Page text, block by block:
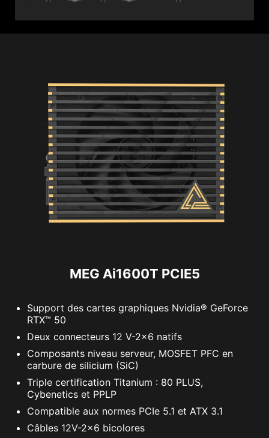
MEG Ai1600T PCIE5
Support des cartes graphiques Nvidia® GeForce
RTX™ 50
Deux connecteurs 12 V-2x6 natifs
Composants niveau serveur, MOSFET PFC en
carbure de silicium (SiC)
Triple certification Titanium : 80 PLUS,
Cybenetics et PPLP
Compatible aux normes PCIe 5.1 et ATX 3.1
Câbles 12V-2x6 bicolores